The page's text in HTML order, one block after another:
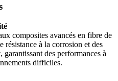
composites avancés en fibre de
résistance à la corrosion et des
des performances à
difficiles.